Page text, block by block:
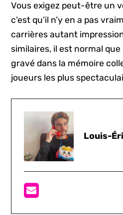
Vous exigez peut-être un
c’est qu’il n’y en a pas
carrières autant
similaires, il est normal
gravé dans la mémoire
joueurs les plus
Louis-